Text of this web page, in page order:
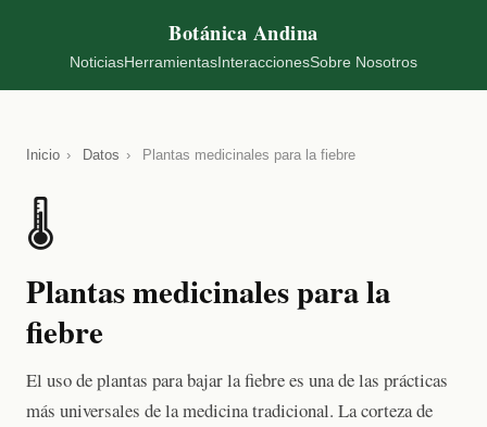
Botánica Andina
NoticiasHerramientas InteraccionesSobre Nosotros
Inicio › Datos › Plantas medicinales para la fiebre
🌡️
Plantas medicinales para la
fiebre
El uso de plantas para bajar la fiebre es una de las prácticas
más universales de la medicina tradicional. La corteza de